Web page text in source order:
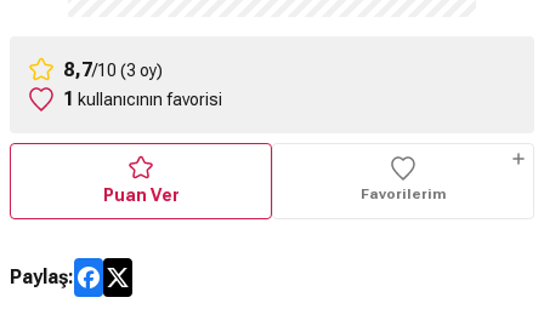
8,7/10 (3 oy)
1 kullanıcının favorisi
Puan Ver Favorilerim
Paylaş: